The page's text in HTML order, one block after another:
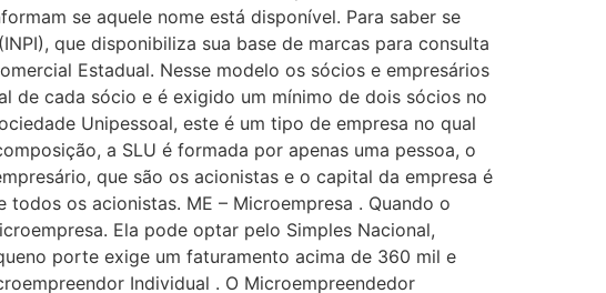
se aquele nome está disponível. Para saber se
que disponibiliza sua base de marcas para consulta
Estadual. Nesse modelo os sócios e empresários
de cada sócio e é exigido um mínimo de dois sócios no
Unipessoal, este é um tipo de empresa no qual
a SLU é formada por apenas uma pessoa, o
que são os acionistas e o capital da empresa é
os acionistas. ME – Microempresa . Quando o
Ela pode optar pelo Simples Nacional,
porte exige um faturamento acima de 360 mil e
Individual . O Microempreendedor